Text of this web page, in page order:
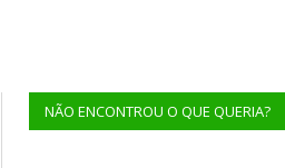
NÃO ENCONTROU O QUE QUERIA?